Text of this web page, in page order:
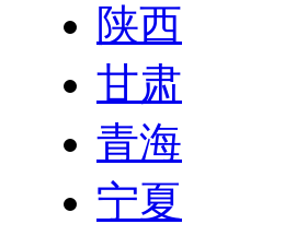
陕西
甘肃
青海
宁夏